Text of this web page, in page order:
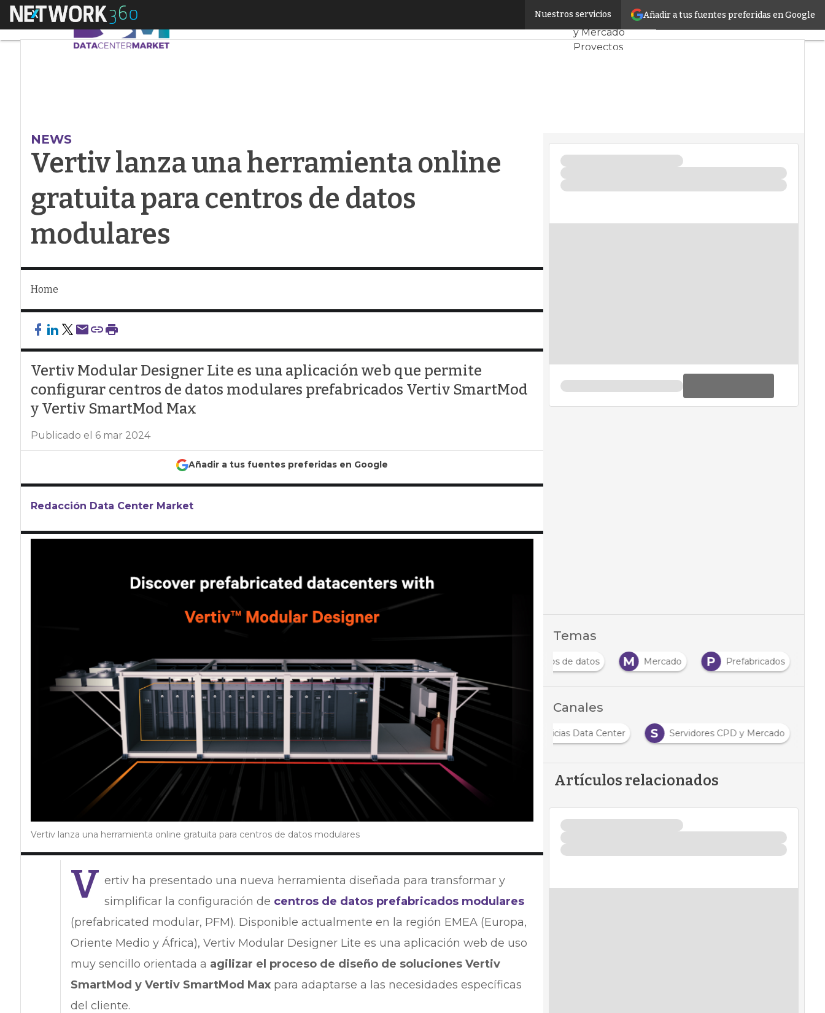
Añadir a tus fuentes preferidas en Google
Nuestros servicios
Menú Vertiv lanza una herramienta online gratuita para centros de datos modulares Servidores CPD
y Mercado
Proyectos
NEWS
Vertiv lanza una herramienta online
gratuita para centros de datos
modulares
Home
Vertiv Modular Designer Lite es una aplicación web que permite
configurar centros de datos modulares prefabricados Vertiv SmartMod
y Vertiv SmartMod Max
Publicado el 6 mar 2024
Añadir a tus fuentes preferidas en Google
Redacción Data Center Market
Vertiv lanza una herramienta online gratuita para centros de datos modulares
V ertiv ha presentado una nueva herramienta diseñada para transformar y
simplificar la configuración de centros de datos prefabricados modulares
(prefabricated modular, PFM). Disponible actualmente en la región EMEA (Europa,
Oriente Medio y África), Vertiv Modular Designer Lite es una aplicación web de uso
muy sencillo orientada a agilizar el proceso de diseño de soluciones Vertiv
SmartMod y Vertiv SmartMod Maxpara adaptarse a las necesidades específicas
del cliente.
Temas
Centros de datos M Mercado P Prefabricados
Canales
Noticias Data Center S Servidores CPD y Mercado
Artículos relacionados